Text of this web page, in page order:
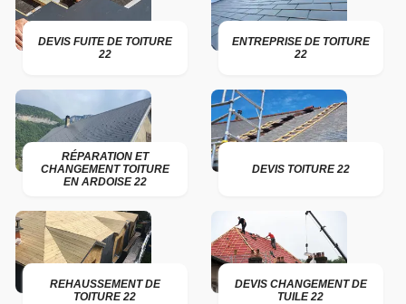
DEVIS FUITE DE TOITURE
22
ENTREPRISE DE TOITURE
22
RÉPARATION ET
CHANGEMENT TOITURE
EN ARDOISE 22
DEVIS TOITURE 22
REHAUSSEMENT DE
TOITURE 22
DEVIS CHANGEMENT DE
TUILE 22